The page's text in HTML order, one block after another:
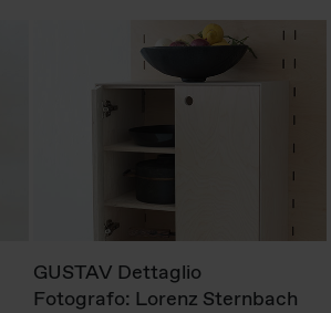
GUSTAV Dettaglio
Fotografo: Lorenz Sternbach